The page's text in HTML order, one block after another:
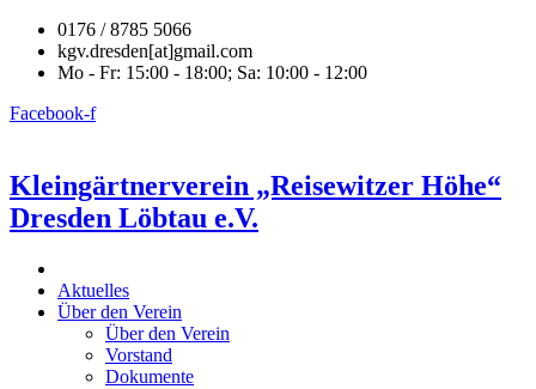
0176 / 8785 5066
kgv.dresden[at]gmail.com
Mo - Fr: 15:00 - 18:00; Sa: 10:00 - 12:00
Facebook-f
Kleingärtnerverein „Reisewitzer Höhe“
Dresden Löbtau e.V.
Aktuelles
Über den Verein
Über den Verein
Vorstand
Dokumente